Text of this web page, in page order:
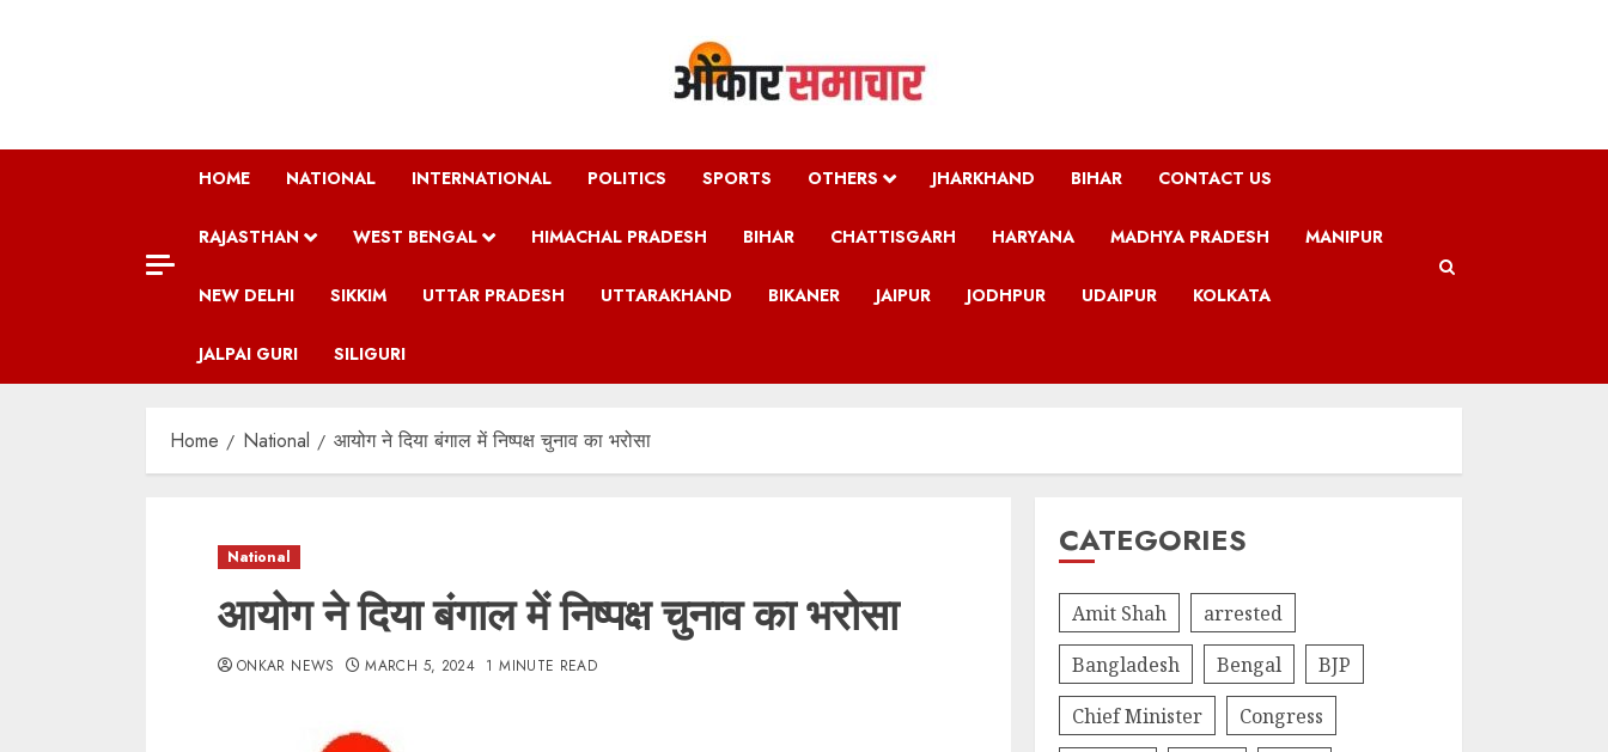
HOME NATIONAL INTERNATIONAL POLITICS SPORTS OTHERS JHARKHAND BIHAR CONTACT US
RAJASTHAN WEST BENGAL HIMACHAL PRADESH BIHAR CHATTISGARH HARYANA MADHYA PRADESH MANIPUR
NEW DELHI SIKKIM UTTAR PRADESH UTTARAKHAND BIKANER JAIPUR JODHPUR UDAIPUR KOLKATA
JALPAI GURI SILIGURI
Home National आयोग ने दिया बंगाल में निष्पक्ष चुनाव का भरोसा
National
आयोग ने दिया बंगाल में निष्पक्ष चुनाव का भरोसा
ONKAR NEWS MARCH 5, 2024 1 MINUTE READ
CATEGORIES
Amit Shah
arrested
Bangladesh
Bengal
BJP
Chief Minister
Congress